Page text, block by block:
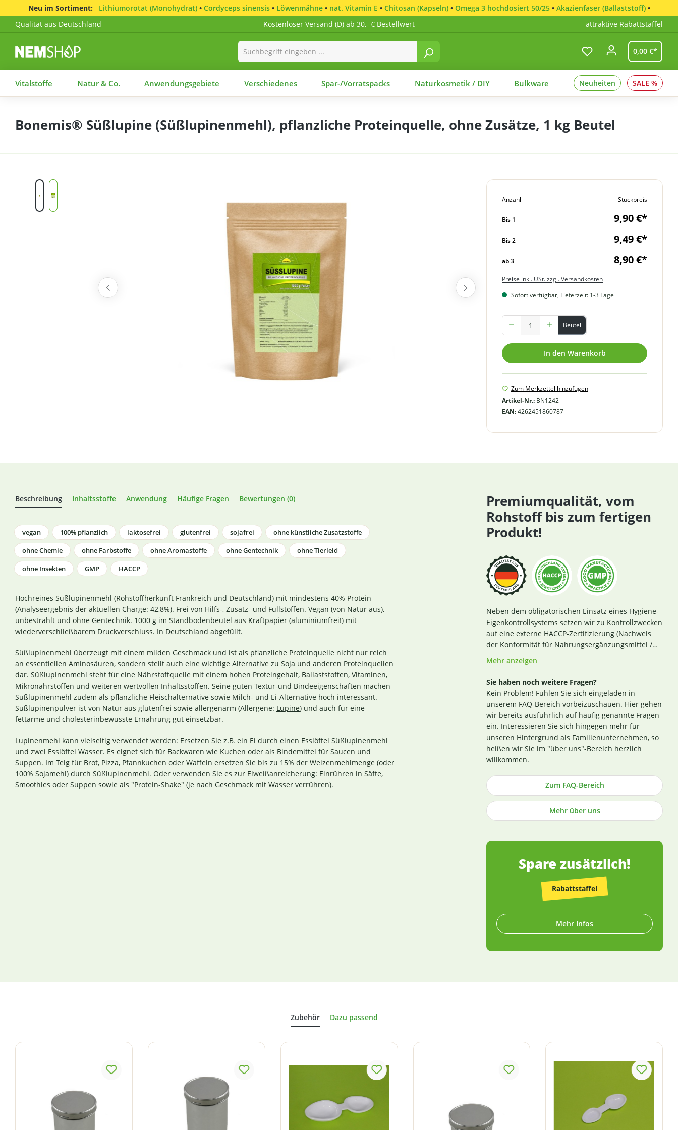
Neu im Sortiment: Lithiumorotat (Monohydrat) • Cordyceps sinensis • Löwenmähne • nat. Vitamin E • Chitosan (Kapseln) • Omega 3 hochdosiert 50/25 • Akazienfaser (Ballaststoff) •
Qualität aus Deutschland
Kostenloser Versand (D) ab 30,- € Bestellwert attraktive Rabattstaffel
0,00 €*
Vitalstoffe Natur & Co. Anwendungsgebiete Verschiedenes Spar-/Vorratspacks Naturkosmetik / DIY Neuheiten SALE %
Bulkware
Bonemis® Süßlupine (Süßlupinenmehl), pflanzliche Proteinquelle, ohne Zusätze, 1 kg Beutel
Bildergalerie überspringen
Anzahl Stückpreis
Bis 1 9,90 €*
Bis2 9,49 €*
ab3 8,90 €*
Preise inkl. USt. zzgl. Versandkosten
Sofort verfügbar, Lieferzeit: 1-3 Tage
Produkt Anzahl: Gib den gewünschten Wert ein oder
Beutel
In den Warenkorb
Zum Merkzettel hinzufügen
Artikel-Nr.: BN1242
EAN:4262451860787
Beschreibung Inhaltsstoffe Anwendung Häufige Fragen Bewertungen (0)
vegan 100% pflanzlich laktosefrei glutenfrei sojafrei
ohne künstliche Zusatzstoffe
ohne Chemie
ohne Farbstoffe ohne Aromastoffe ohne Gentechnik
ohne Tierleid
ohne Insekten
GMP HACCP
Hochreines Süßlupinenmehl (Rohstoffherkunft Frankreich und Deutschland) mit mindestens 40% Protein
(Analyseergebnis der aktuellen Charge: 42,8%). Frei von Hilfs-, Zusatz- und Füllstoffen. Vegan (von Natur aus),
unbestrahlt und ohne Gentechnik. 1000 g im Standbodenbeutel aus Kraftpapier (aluminiumfrei!) mit
wiederverschließbarem Druckverschluss. In Deutschland abgefüllt.
Süßlupinenmehl überzeugt mit einem milden Geschmack und ist als pflanzliche Proteinquelle nicht nur reich
an essentiellen Aminosäuren, sondern stellt auch eine wichtige Alternative zu Soja und anderen Proteinquellen
dar. Süßlupinenmehl steht für eine Nährstoffquelle mit einem hohen Proteingehalt, Ballaststoffen, Vitaminen,
Mikronährstoffen und weiteren wertvollen Inhaltsstoffen. Seine guten Textur-und Bindeeigenschaften machen
Süßlupinenmehl zudem als pflanzliche Fleischalternative sowie Milch- und Ei-Alternative hoch interessant.
Süßlupinenpulver ist von Natur aus glutenfrei sowie allergenarm (Allergene: Lupine) und auch für eine
fettarme und cholesterinbewusste Ernährung gut einsetzbar.
Lupinenmehl kann vielseitig verwendet werden: Ersetzen Sie z.B. ein Ei durch einen Esslöffel Süßlupinenmehl
und zwei Esslöffel Wasser. Es eignet sich für Backwaren wie Kuchen oder als Bindemittel für Saucen und
Suppen. Im Teig für Brot, Pizza, Pfannkuchen oder Waffeln ersetzen Sie bis zu 15% der Weizenmehlmenge (oder
100% Sojamehl) durch Süßlupinenmehl. Oder verwenden Sie es zur Eiweißanreicherung: Einrühren in Säfte,
Smoothies oder Suppen sowie als "Protein-Shake" (je nach Geschmack mit Wasser verrühren).
Premiumqualität, vom
Rohstoff bis zum fertigen
Produkt!
Neben dem obligatorischen Einsatz eines Hygiene-
Eigenkontrollsystems setzen wir zu Kontrollzwecken
auf eine externe HACCP-Zertifizierung (Nachweis
der Konformität für Nahrungsergänzungsmittel /
Lebensmittel nach den Richtlinien des Codex
Alimentarius und der Verordnung EG Nr. 852 / 2004
des Europäischen Parlaments). Das aktuelle
Zertifikat finden Sie
hier
. Darüber hinaus beginnt
für uns die Sicherstellung einer erstklassigen
Produktqualität bereits bei der strengen
Durchleuchtung und Auswahl unserer
(Rohstoff-)Lieferanten. Die Produktion nach GMP-
Richtlinie ist hierbei ein wichtiges Kriterium.
Losgelöst von den Tests der Hersteller untersuchen
sein, einen Großteil der Rohstoffe in unabhängigen
Laboren in Deutschland und weisen dies durch die
Veröffentlichung entsprechender Zertifikate nach
(im Regelfall direkt an der Produktbeschreibung).
Die Herstellung von Kapseln und Tabletten sowie
Deutschland (die wenigen Ausnahmen sind
Mehr anzeigen
Sie haben noch weitere Fragen?
Kein Problem! Fühlen Sie sich eingeladen in
unserem FAQ-Bereich vorbeizuschauen. Hier gehen
wir bereits ausführlich auf häufig genannte Fragen
ein. Interessieren Sie sich hingegen mehr für
unseren Hintergrund als Familienunternehmen, so
heißen wir Sie im "über uns"-Bereich herzlich
willkommen.
Zum FAQ-Bereich
Mehr über uns
Spare zusätzlich!
Rabattstaffel
Mehr Infos
Produktgalerie überspringen